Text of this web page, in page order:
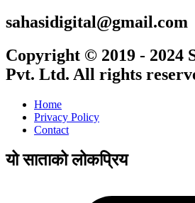
sahasidigital@gmail.com
Copyright © 2019 - 2024
Pvt. Ltd. All rights
Home
Privacy Policy
Contact
यो साताको लोकप्रिय